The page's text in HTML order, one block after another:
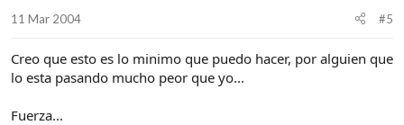
11 Mar 2004 #5
Creo que esto es lo minimo que puedo hacer, por alguien que
lo esta pasando mucho peor que yo...
Fuerza...